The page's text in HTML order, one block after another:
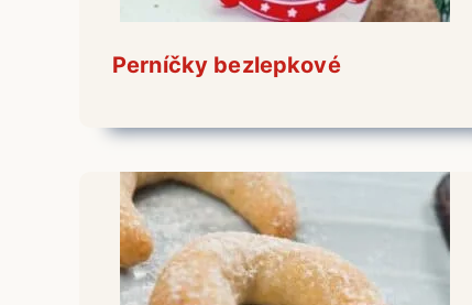
Perníčky bezlepkové